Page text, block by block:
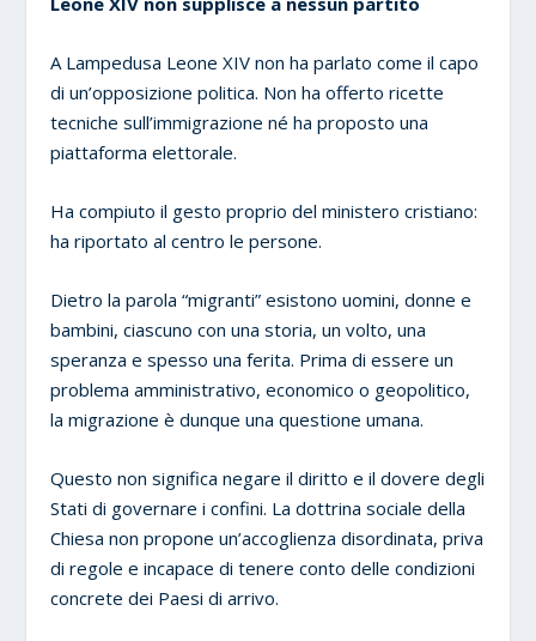
A Lampedusa Leone XIV non ha parlato come il capo
di un’opposizione politica. Non ha offerto ricette
tecniche sull’immigrazione né ha proposto una
piattaforma elettorale.
Ha compiuto il gesto proprio del ministero cristiano:
ha riportato al centro le persone.
Dietro la parola “migranti” esistono uomini, donne e
bambini, ciascuno con una storia, un volto, una
speranza e spesso una ferita. Prima di essere un
problema amministrativo, economico o geopolitico,
la migrazione è dunque una questione umana.
Questo non significa negare il diritto e il dovere degli
Stati di governare i confini. La dottrina sociale della
Chiesa non propone un’accoglienza disordinata, priva
di regole e incapace di tenere conto delle condizioni
concrete dei Paesi di arrivo.